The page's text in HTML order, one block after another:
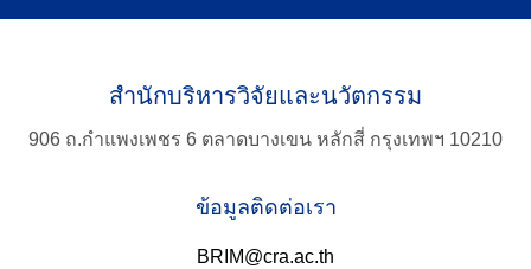
สำนักบริหารวิจัยและนวัตกรรม
906 ถ.กำแพงเพชร 6 ตลาดบางเขน หลักสี่ กรุงเทพฯ 10210
ข้อมูลติดต่อเรา
BRIM@cra.ac.th